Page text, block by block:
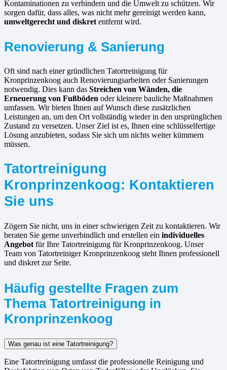
Kontaminationen zu verhindern und die Umwelt zu schützen. Wir
sorgen dafür, dass alles, was nicht mehr gereinigt werden kann,
umweltgerecht und diskret entfernt wird.
Renovierung & Sanierung
Oft sind nach einer gründlichen Tatortreinigung für
Kronprinzenkoog auch Renovierungsarbeiten oder Sanierungen
notwendig. Dies kann das Streichen von Wänden, die
Erneuerung von Fußböden oder kleinere bauliche Maßnahmen
umfassen. Wir bieten Ihnen auf Wunsch diese zusätzlichen
Leistungen an, um den Ort vollständig wieder in den ursprünglichen
Zustand zu versetzen. Unser Ziel ist es, Ihnen eine schlüsselfertige
Lösung anzubieten, sodass Sie sich um nichts weiter kümmern
müssen.
Tatortreinigung
Kronprinzenkoog: Kontaktieren
Sie uns
Zögern Sie nicht, uns in einer schwierigen Zeit zu kontaktieren. Wir
beraten Sie gerne unverbindlich und erstellen ein individuelles
Angebot für Ihre Tatortreinigung für Kronprinzenkoog. Unser
Team von Tatortreiniger Kronprinzenkoog steht Ihnen professionell
und diskret zur Seite.
Häufig gestellte Fragen zum
Thema Tatortreinigung in
Kronprinzenkoog
Was genau ist eine Tatortreinigung?
Eine Tatortreinigung umfasst die professionelle Reinigung und